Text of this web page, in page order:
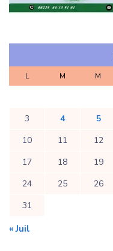
L M M
3
4 5
10
11 12
17
18 19
24
25 26
31
« Juil